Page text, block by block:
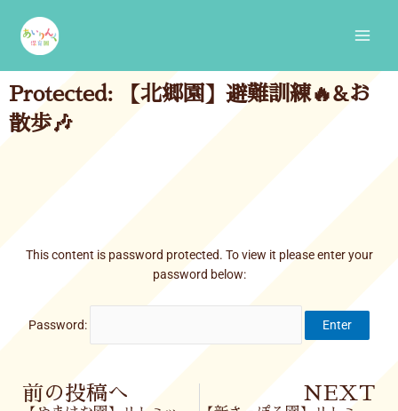
content
Protected: 【北郷園】避難訓練🔥&お
散歩🎶
This content is password protected. To view it please enter your
password below:
Password:
Prev
前の投稿へ NEXT